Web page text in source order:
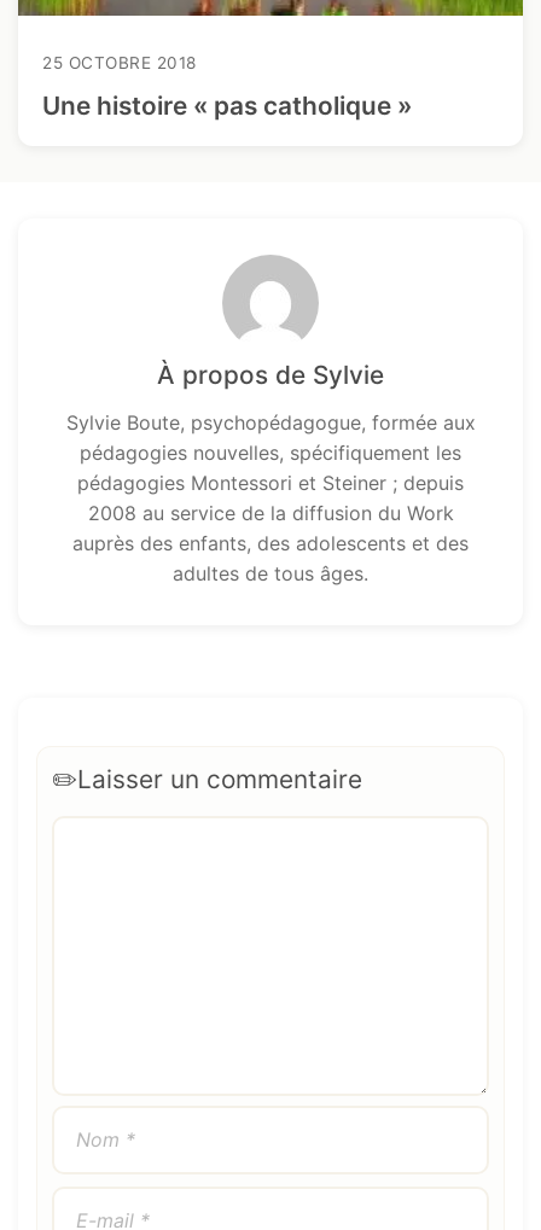
25 OCTOBRE 2018
Une histoire « pas catholique »
À propos de Sylvie
Sylvie Boute, psychopédagogue, formée aux
pédagogies nouvelles, spécifiquement les
pédagogies Montessori et Steiner ; depuis
2008 au service de la diffusion du Work
auprès des enfants, des adolescents et des
adultes de tous âges.
Laisser un commentaire